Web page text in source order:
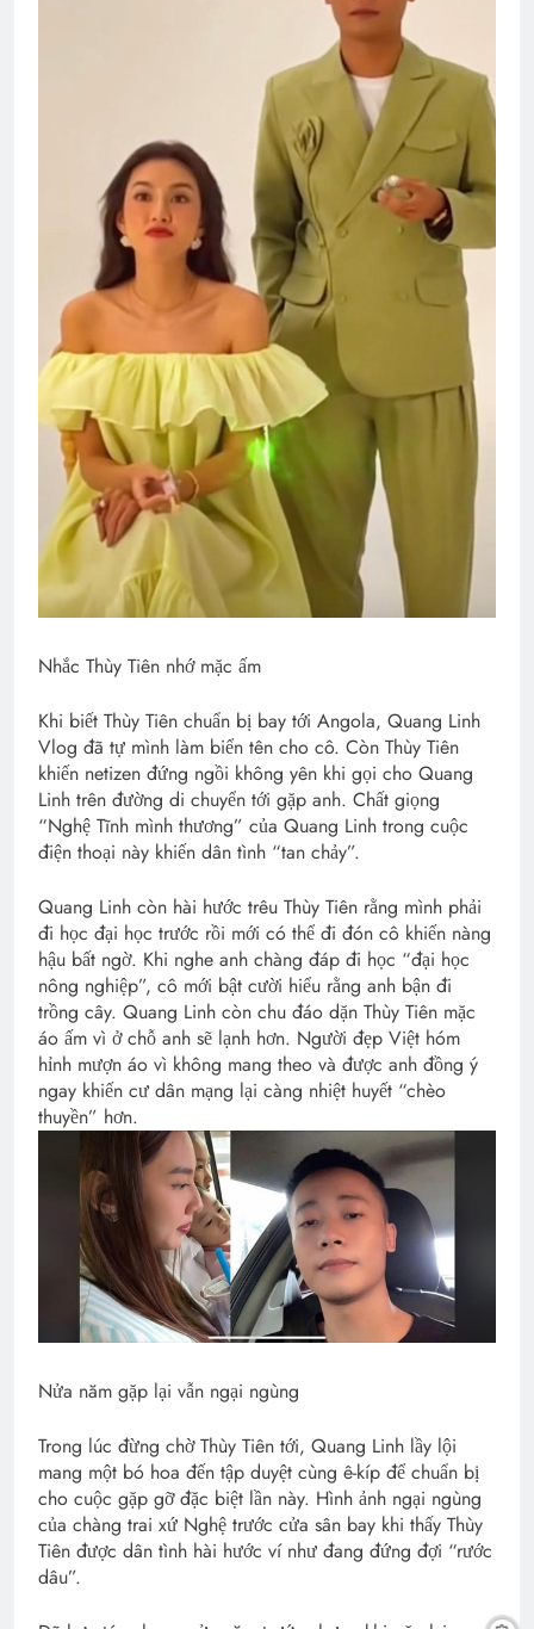
Nhắc Thùy Tiên nhớ mặc ấm
Khi biết Thùy Tiên chuẩn bị bay tới Angola, Quang Linh
Vlog đã tự mình làm biển tên cho cô. Còn Thùy Tiên
khiến netizen đứng ngồi không yên khi gọi cho Quang
Linh trên đường di chuyển tới gặp anh. Chất giọng
“Nghệ Tĩnh mình thương” của Quang Linh trong cuộc
điện thoại này khiến dân tình “tan chảy”.
Quang Linh còn hài hước trêu Thùy Tiên rằng mình phải
đi học đại học trước rồi mới có thể đi đón cô khiến nàng
hậu bất ngờ. Khi nghe anh chàng đáp đi học “đại học
nông nghiệp”, cô mới bật cười hiểu rằng anh bận đi
trồng cây. Quang Linh còn chu đáo dặn Thùy Tiên mặc
áo ấm vì ở chỗ anh sẽ lạnh hơn. Người đẹp Việt hóm
hỉnh mượn áo vì không mang theo và được anh đồng ý
ngay khiến cư dân mạng lại càng nhiệt huyết “chèo
thuyền” hơn.
Nửa năm gặp lại vẫn ngại ngùng
Trong lúc đừng chờ Thùy Tiên tới, Quang Linh lầy lội
mang một bó hoa đến tập duyệt cùng ê-kíp để chuẩn bị
cho cuộc gặp gỡ đặc biệt lần này. Hình ảnh ngại ngùng
của chàng trai xứ Nghệ trước cửa sân bay khi thấy Thùy
Tiên được dân tình hài hước ví như đang đứng đợi “rước
dâu”.